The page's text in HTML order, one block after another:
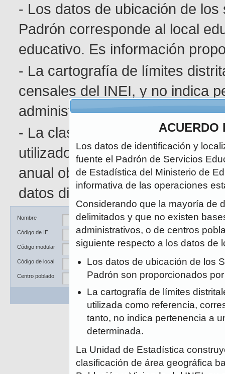
- Los datos de ubicación de
Padrón corresponde al local
educativo. Es información
- La cartografía de límites
censales del INEI, y no indica
administrativa determinada.
- La clasificación de área
utilizado en el Censo de
anual obedece a la naturaleza
datos disponibles.
Nombre
Código de IE.
Código modular
Código de local
Centro poblado
Ubicación DRE / UGEL
Departamento
Distrito
Buscar Limpiar
ACUERDO
Los datos de identificación y
fuente el Padrón de Servicios
de Estadística del Ministerio de
informativa de las operaciones
Considerando que la mayoría de
delimitados y que no existen
administrativos, o de centros
siguiente respecto a los datos de
Los datos de ubicación de los
Padrón son proporcionados
La cartografía de límites
utilizada como referencia,
tanto, no indica pertenencia a
determinada.
La Unidad de Estadística
clasificación de área geográfica